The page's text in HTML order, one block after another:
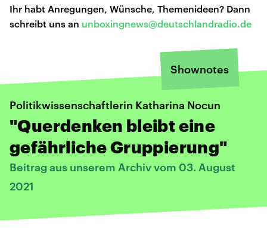
Ihr habt Anregungen, Wünsche, Themenideen? Dann
schreibt uns an unboxingnews@deutschlandradio.de
Shownotes
Politikwissenschaftlerin Katharina Nocun
"Querdenken bleibt eine
gefährliche Gruppierung"
Beitrag aus unserem Archiv vom 03. August
2021